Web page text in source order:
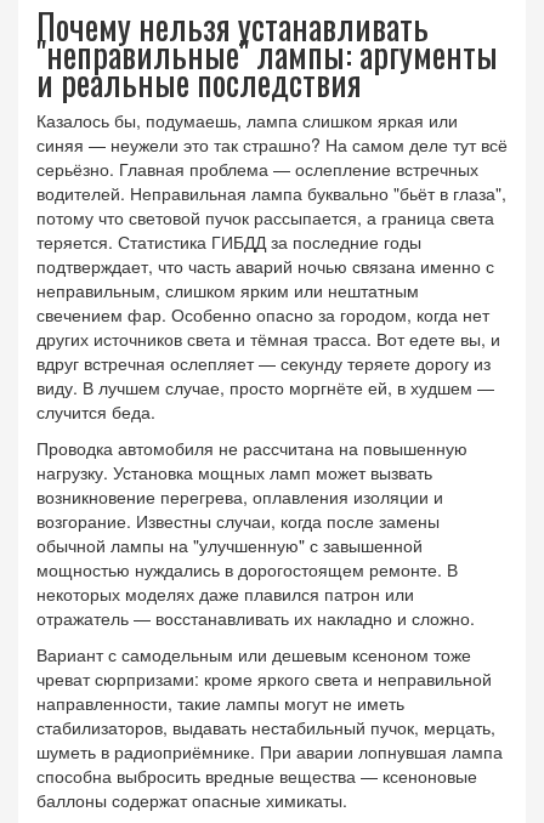
Почему нельзя устанавливать
"неправильные" лампы: аргументы
и реальные последствия
Казалось бы, подумаешь, лампа слишком яркая или
синяя — неужели это так страшно? На самом деле тут всё
серьёзно. Главная проблема — ослепление встречных
водителей. Неправильная лампа буквально "бьёт в глаза",
потому что световой пучок рассыпается, а граница света
теряется. Статистика ГИБДД за последние годы
подтверждает, что часть аварий ночью связана именно с
неправильным, слишком ярким или нештатным
свечением фар. Особенно опасно за городом, когда нет
других источников света и тёмная трасса. Вот едете вы, и
вдруг встречная ослепляет — секунду теряете дорогу из
виду. В лучшем случае, просто моргнёте ей, в худшем —
случится беда.
Проводка автомобиля не рассчитана на повышенную
нагрузку. Установка мощных ламп может вызвать
возникновение перегрева, оплавления изоляции и
возгорание. Известны случаи, когда после замены
обычной лампы на "улучшенную" с завышенной
мощностью нуждались в дорогостоящем ремонте. В
некоторых моделях даже плавился патрон или
отражатель — восстанавливать их накладно и сложно.
Вариант с самодельным или дешевым ксеноном тоже
чреват сюрпризами: кроме яркого света и неправильной
направленности, такие лампы могут не иметь
стабилизаторов, выдавать нестабильный пучок, мерцать,
шуметь в радиоприёмнике. При аварии лопнувшая лампа
способна выбросить вредные вещества — ксеноновые
баллоны содержат опасные химикаты.